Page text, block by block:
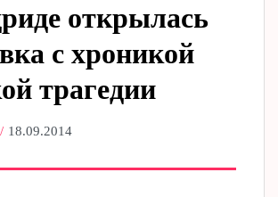
открылась
с хроникой
трагедии
18.09.2014